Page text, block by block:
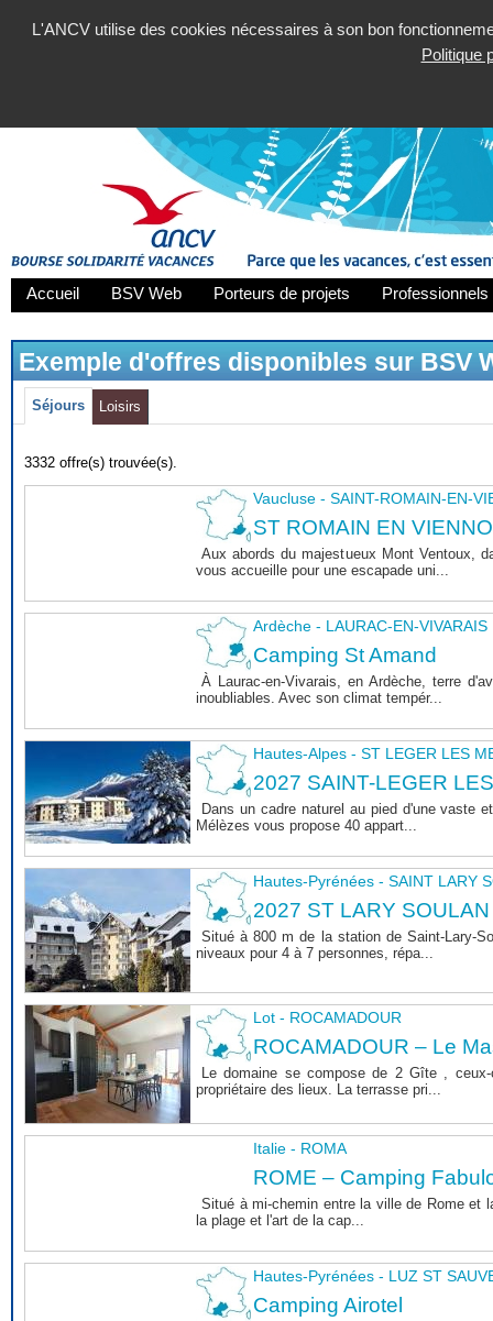
L'ANCV utilise des cookies nécessaires à son bon
Politique
Accueil BSV Web Porteurs de projets
Exemple d'offres disponibles sur BSV
Séjours Loisirs
3332 offre(s) trouvée(s).
Vaucluse - SAINT-ROMAIN-EN-
ST ROMAIN EN
Aux abords du majestueux Mont Ventoux,
vous accueille pour une escapade uni...
Ardèche - LAURAC-EN-VIVARAIS
Camping St Amand
À Laurac-en-Vivarais, en Ardèche, terre
inoubliables. Avec son climat tempér...
Hautes-Alpes - ST LEGER LES
2027 SAINT-LEGER
Dans un cadre naturel au pied d'une vaste
Mélèzes vous propose 40 appart...
Hautes-Pyrénées - SAINT LARY
2027 ST LARY SOULAN
Situé à 800 m de la station de Saint-Lary-
niveaux pour 4 à 7 personnes, répa...
Lot - ROCAMADOUR
ROCAMADOUR – Le
Le domaine se compose de 2 Gîte ,
propriétaire des lieux. La terrasse pri...
Italie - ROMA
ROME – Camping
Situé à mi-chemin entre la ville de Rome et
la plage et l'art de la cap...
Hautes-Pyrénées - LUZ ST
Camping Airotel